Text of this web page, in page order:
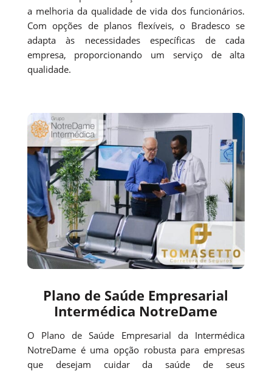
a melhoria da qualidade de vida dos funcionários.
Com opções de planos flexíveis, o Bradesco se
adapta às necessidades específicas de cada
empresa, proporcionando um serviço de alta
qualidade.
Plano de Saúde Empresarial
Intermédica NotreDame
O Plano de Saúde Empresarial da Intermédica
NotreDame é uma opção robusta para empresas
que desejam cuidar da saúde de seus